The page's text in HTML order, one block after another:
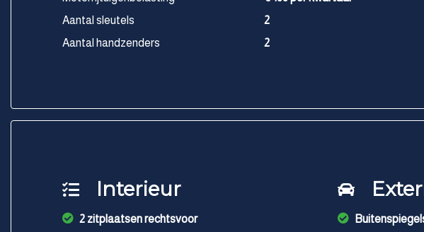
Aantal sleutels
2
Aantal handzenders
2
Interieur
2 zitplaatsen rechtsvoor